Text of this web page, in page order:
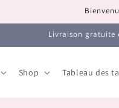
Livraison gratuite
Shop Tableau des